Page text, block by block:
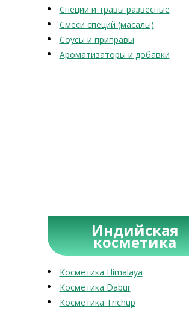
Специи и травы развесные
Смеси специй (масалы)
Соусы и приправы
Ароматизаторы и добавки
Индийская
косметика
Косметика Himalaya
Косметика Dabur
Косметика Trichup